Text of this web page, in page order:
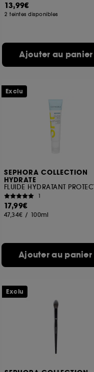
13,99€
2 teintes disponibles
Ajouter au panier
SEPHORA COLLECTION
HYDRATE
1
17,99€
47,34€ / 100ml
Ajouter au panier
Exclu
Exclu